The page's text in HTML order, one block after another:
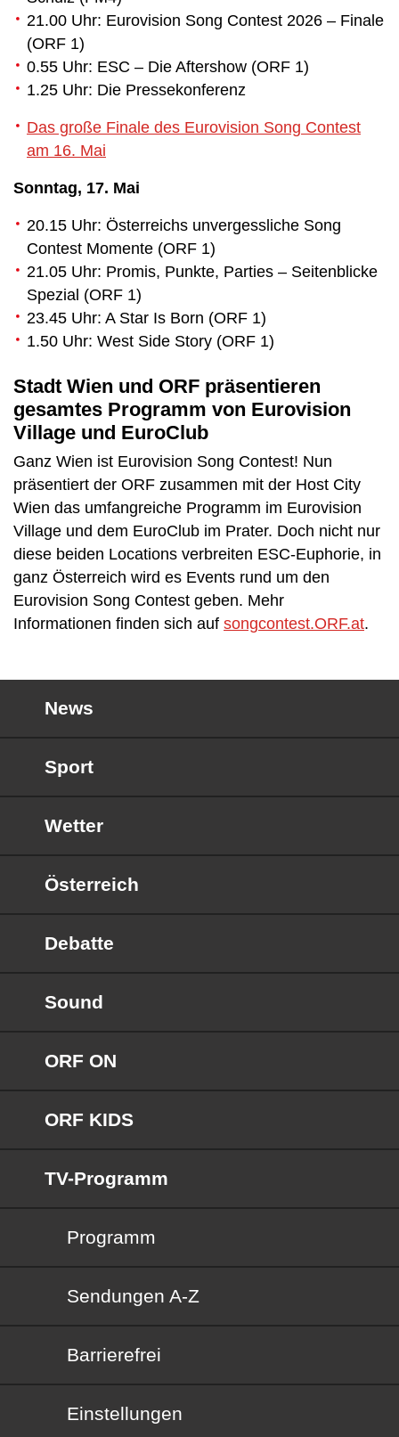
21.00 Uhr: Eurovision Song Contest 2026 – Finale
(ORF 1)
0.55 Uhr: ESC – Die Aftershow (ORF 1)
1.25 Uhr: Die Pressekonferenz
Das große Finale des Eurovision Song Contest
am 16. Mai
Sonntag, 17. Mai
20.15 Uhr: Österreichs unvergessliche Song
Contest Momente (ORF 1)
21.05 Uhr: Promis, Punkte, Parties – Seitenblicke
Spezial (ORF 1)
23.45 Uhr: A Star Is Born (ORF 1)
1.50 Uhr: West Side Story (ORF 1)
Stadt Wien und ORF präsentieren
gesamtes Programm von Eurovision
Village und EuroClub
Ganz Wien ist Eurovision Song Contest! Nun
präsentiert der ORF zusammen mit der Host City
Wien das umfangreiche Programm im Eurovision
Village und dem EuroClub im Prater. Doch nicht nur
diese beiden Locations verbreiten ESC-Euphorie, in
ganz Österreich wird es Events rund um den
Eurovision Song Contest geben. Mehr
Informationen finden sich auf songcontest.ORF.at.
News
Sport
Wetter
Österreich
Debatte
Sound
ORF ON
ORF KIDS
TV-Programm
Programm
Sendungen von A bis Z
Sendungen A-Z
Barrierefrei
Barrierefrei
Einstellungen